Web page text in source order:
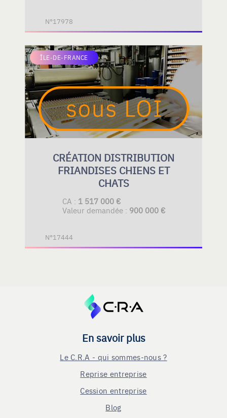
N°17978
ÎLE-DE-FRANCE
CRÉATION DISTRIBUTION
FRIANDISES CHIENS ET
CHATS
CA : 1 517 000 €
Valeur demandée : 900 000 €
N°17444
En savoir plus
Le C.R.A - qui sommes-nous ?
Reprise entreprise
Cession entreprise
Blog